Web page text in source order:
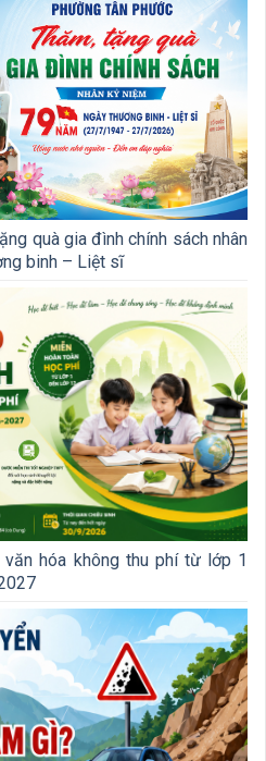
quà gia đình chính sách nhân
binh – Liệt sĩ
hóa không thu phí từ lớp 1